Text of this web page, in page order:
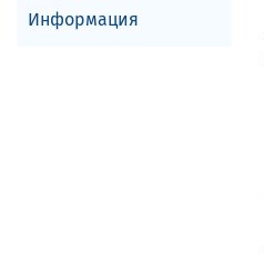
Информация